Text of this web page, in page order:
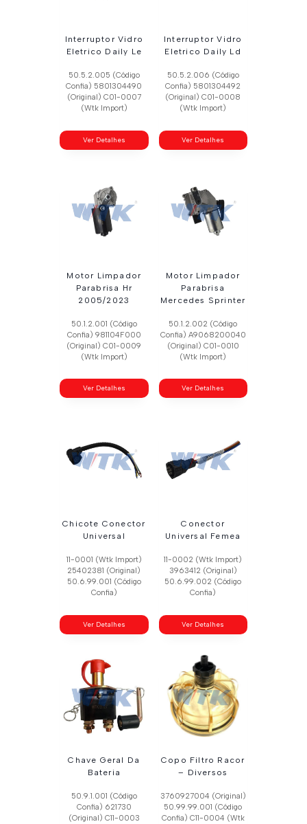
Interruptor Vidro
Eletrico Daily Le
50.5.2.005 (Código
Confia) 5801304490
(Original) C01-0007
(Wtk Import)
Ver Detalhes
Interruptor Vidro
Eletrico Daily Ld
50.5.2.006 (Código
Confia) 5801304492
(Original) C01-0008
(Wtk Import)
Ver Detalhes
Motor Limpador
Parabrisa Hr
2005/2023
50.1.2.001 (Código
Confia) 981104F000
(Original) C01-0009
(Wtk Import)
Ver Detalhes
Motor Limpador
Parabrisa
Mercedes Sprinter
50.1.2.002 (Código
Confia) A9068200040
(Original) C01-0010
(Wtk Import)
Ver Detalhes
Chicote Conector
Universal
11-0001 (Wtk Import)
25402381 (Original)
50.6.99.001 (Código
Confia)
Ver Detalhes
Conector
Universal Femea
11-0002 (Wtk Import)
3963412 (Original)
50.6.99.002 (Código
Confia)
Ver Detalhes
Chave Geral Da
Bateria
50.9.1.001 (Código
Confia) 621730
(Original) C11-0003
Copo Filtro Racor
– Diversos
3760927004 (Original)
50.99.99.001 (Código
Confia) C11-0004 (Wtk